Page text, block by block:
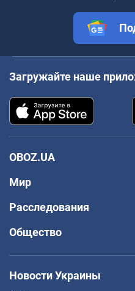
Загружайте наше
OBOZ.UA
Мир
Расследования
Общество
Новости Украины